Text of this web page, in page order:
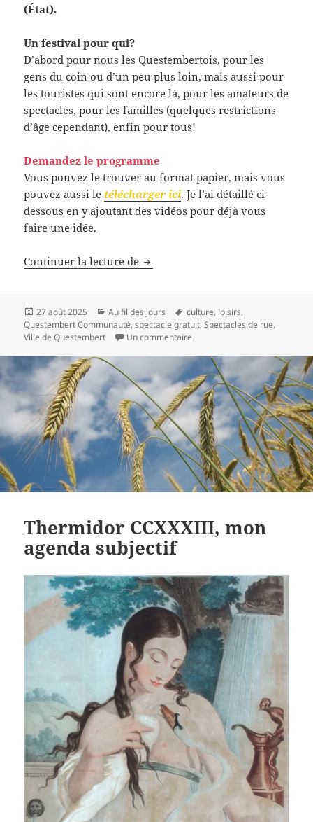
(État).
Un festival pour qui?
D’abord pour nous les Questembertois, pour les
gens du coin ou d’un peu plus loin, mais aussi pour
les touristes qui sont encore là, pour les amateurs de
spectacles, pour les familles (quelques restrictions
d’âge cependant), enfin pour tous!
Demandez le programme
Vous pouvez le trouver au format papier, mais vous
pouvez aussi le télécharger ici. Je l’ai détaillé ci-
dessous en y ajoutant des vidéos pour déjà vous
faire une idée.
Continuer la lecture de Inopiné festival, vendredi, samedi
Publié
le
27 août 2025 Catégories
Au fil des jours
Mots-
clés
culture, loisirs,
Questembert Communauté,spectacle gratuit,Spectacles de rue,
Ville de Questembert
Un commentaire
Thermidor CCXXXIII, mon
agenda subjectif